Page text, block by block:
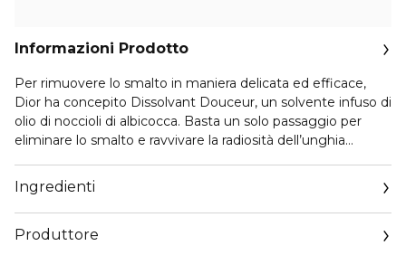
Informazioni Prodotto
Per rimuovere lo smalto in maniera delicata ed efficace,
Dior ha concepito Dissolvant Douceur, un solvente infuso di
olio di noccioli di albicocca. Basta un solo passaggio per
eliminare lo smalto e ravvivare la radiosità dell’unghia
Contenuto del flacone: 50 ml.
Ingredienti
Produttore